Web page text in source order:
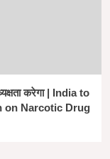
करेगा | India to
on Narcotic Drug